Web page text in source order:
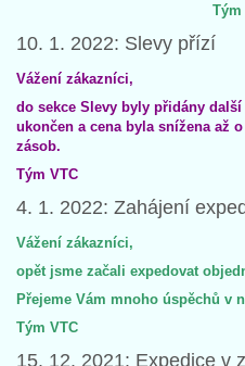
Tým
10. 1. 2022: Slevy přízí
Vážení zákazníci,
do sekce Slevy byly přidány
ukončen a cena byla snížena až
zásob.
Tým VTC
4. 1. 2022: Zahájení
Vážení zákazníci,
opět jsme začali expedovat
Přejeme Vám mnoho úspěchů v
Tým VTC
15. 12. 2021: Expedice v